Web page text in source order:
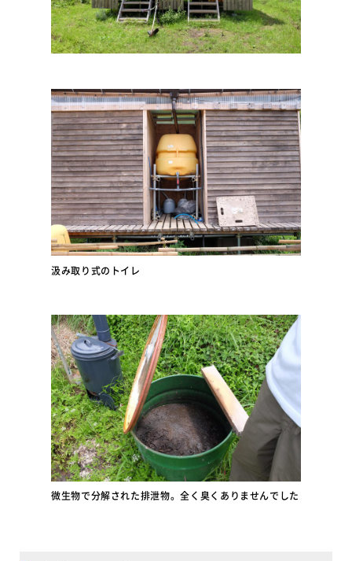
汲み取り式のトイレ
微生物で分解された排泄物。全く臭くありませんでした